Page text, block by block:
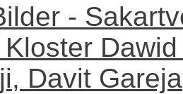
-
Davit Gareja